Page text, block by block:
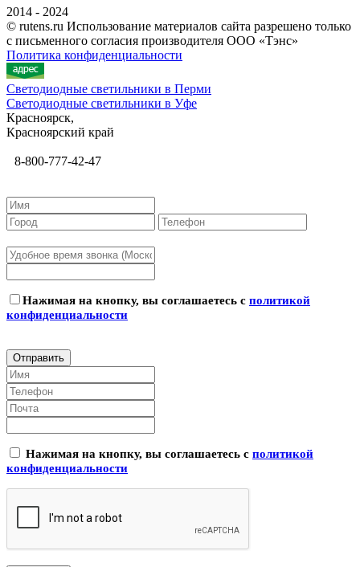
2014 - 2024
© rutens.ru Использование материалов сайта разрешено только
с письменного согласия производителя ООО «Тэнс»
Политика конфиденциальности
Светодиодные светильники в Перми
Светодиодные светильники в Уфе
Красноярск,
Красноярский край
8-800-777-42-47
Нажимая на кнопку, вы соглашаетесь с политикой
конфиденциальности
Нажимая на кнопку, вы соглашаетесь с политикой
конфиденциальности